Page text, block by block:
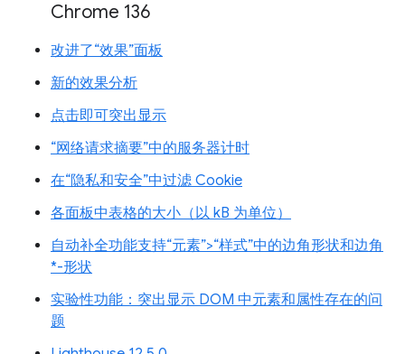
Chrome 136
改进了“效果”面板
新的效果分析
点击即可突出显示
“网络请求摘要”中的服务器计时
在“隐私和安全”中过滤 Cookie
各面板中表格的大小（以 kB 为单位）
自动补全功能支持“元素”>“样式”中的边角形状和边角
*-形状
实验性功能：突出显示 DOM 中元素和属性存在的问
题